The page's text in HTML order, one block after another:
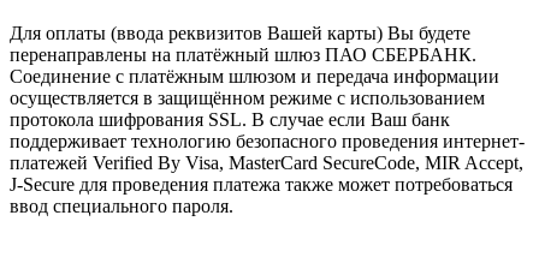
Для оплаты (ввода реквизитов Вашей карты) Вы будете
перенаправлены на платёжный шлюз ПАО СБЕРБАНК.
Соединение с платёжным шлюзом и передача информации
осуществляется в защищённом режиме с использованием
протокола шифрования SSL. В случае если Ваш банк
поддерживает технологию безопасного проведения интернет-
платежей Verified By Visa, MasterCard SecureCode, MIR Accept,
J-Secure для проведения платежа также может потребоваться
ввод специального пароля.